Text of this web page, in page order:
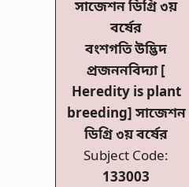
সাজেশন ডিগ্রি ৩য়
বর্ষের
বংশগতি উদ্ভিদ
প্রজননবিদ্যা [
Heredity is plant
breeding] সাজেশন
ডিগ্রি ৩য় বর্ষের
Subject Code:
133003